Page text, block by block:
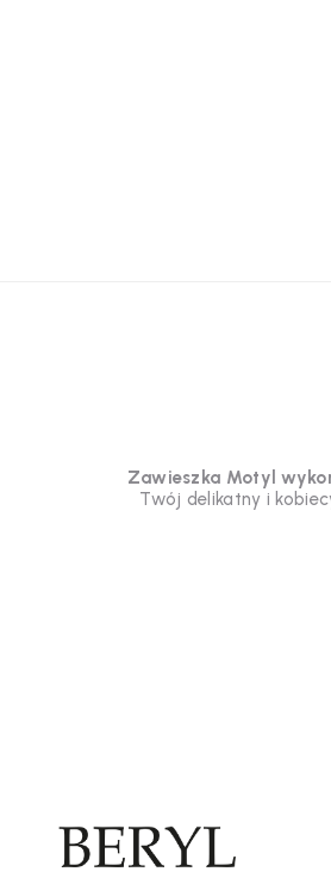
Zawieszka Motyl
Twój delikatny i